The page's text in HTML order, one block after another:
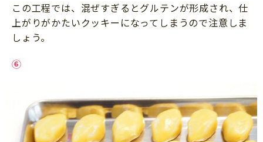
この工程では、混ぜすぎるとグルテンが形成され、仕
上がりがかたいクッキーになってしまうので注意しま
しょう。
⑥